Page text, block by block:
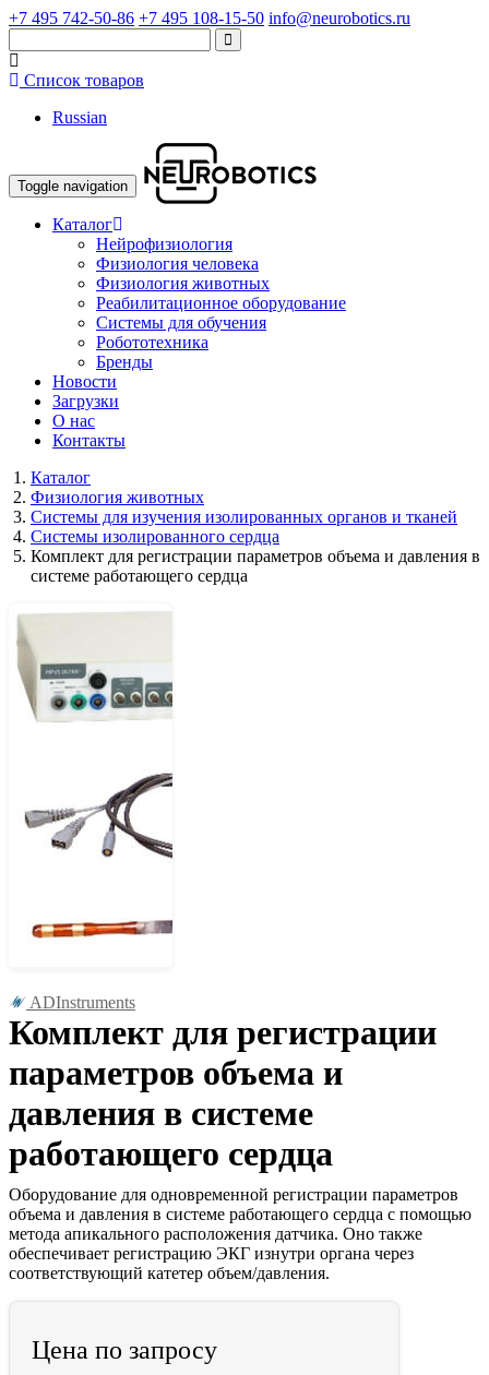
+7 495 742-50-86 +7 495 108-15-50 info@neurobotics.ru
Список товаров
Russian
Toggle navigation
Каталог
Нейрофизиология
Физиология человека
Физиология животных
Реабилитационное оборудование
Системы для обучения
Робототехника
Бренды
Новости
Загрузки
О нас
Контакты
Каталог
Физиология животных
Системы для изучения изолированных органов и тканей
Системы изолированного сердца
Комплект для регистрации параметров объема и давления в
системе работающего сердца
ADInstruments
Комплект для регистрации
параметров объема и
давления в системе
работающего сердца
Оборудование для одновременной регистрации параметров
объема и давления в системе работающего сердца с помощью
метода апикального расположения датчика. Оно также
обеспечивает регистрацию ЭКГ изнутри органа через
соответствующий катетер объем/давления.
Цена по запросу